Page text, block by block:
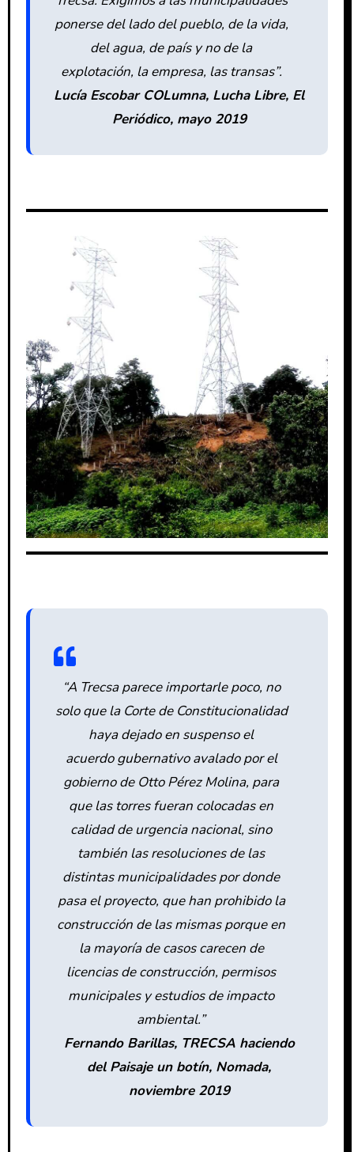
ponerse del lado del pueblo, de la vida,
del agua, de país y no de la
explotación, la empresa, las transas”.
Lucía Escobar COLumna, Lucha Libre, El
Periódico, mayo 2019
“A Trecsa parece importarle poco, no
solo que la Corte de Constitucionalidad
haya dejado en suspenso el
acuerdo gubernativo avalado por el
gobierno de Otto Pérez Molina, para
que las torres fueran colocadas en
calidad de urgencia nacional, sino
también las resoluciones de las
distintas municipalidades por donde
pasa el proyecto, que han prohibido la
construcción de las mismas porque en
la mayoría de casos carecen de
licencias de construcción, permisos
municipales y estudios de impacto
ambiental.”
Fernando Barillas, TRECSA haciendo
del Paisaje un botín, Nomada,
noviembre 2019